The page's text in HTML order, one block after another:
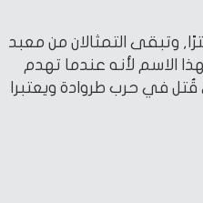
في غرب الأقصر ويبلغ ارتفاع كلا منها 21 مترًا, وتبقى التمثالان من معبد
الاسم لأنه عندما تهدم
في حرب طروادة ويعتبرا